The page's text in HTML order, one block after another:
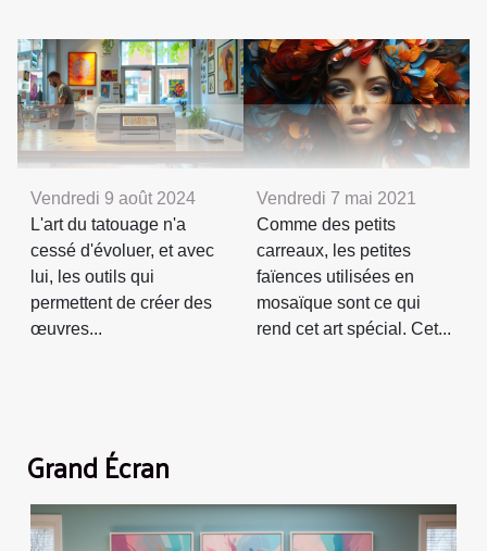
Vendredi 9 août 2024
L'art du tatouage n'a
cessé d'évoluer, et avec
lui, les outils qui
permettent de créer des
œuvres...
Vendredi 7 mai 2021
Comme des petits
carreaux, les petites
faïences utilisées en
mosaïque sont ce qui
rend cet art spécial. Cet...
Grand Écran